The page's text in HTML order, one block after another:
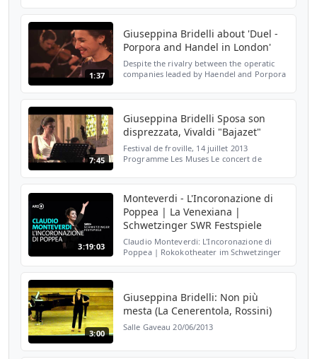
1:37
Giuseppina Bridelli about 'Duel -
Porpora and Handel in London'
Despite the rivalry between the operatic
companies leaded by Haendel and Porpora
7:45
Giuseppina Bridelli Sposa son
disprezzata, Vivaldi "Bajazet"
Festival de froville, 14 juillet 2013
Programme Les Muses Le concert de
3:19:03
Monteverdi - L'Incoronazione di
Poppea | La Venexiana |
Schwetzinger SWR Festspiele
Claudio Monteverdi: L'Incoronazione di
Poppea | Rokokotheater im Schwetzinger
3:00
Giuseppina Bridelli: Non più
mesta (La Cenerentola, Rossini)
Salle Gaveau 20/06/2013